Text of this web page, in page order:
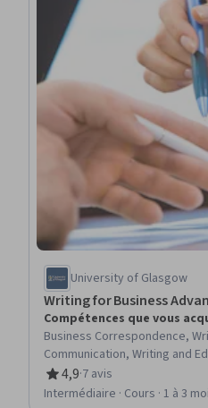
University of Glasgow
Writing for Business
Compétences que vous
Business Correspondence,
Communication, Writing and
Structure, Vocabulary,
Press Releases
4,9
évaluation, 4,9 sur 5 étoiles
·7 avis
Intermédiaire · Cours · 1 à 3